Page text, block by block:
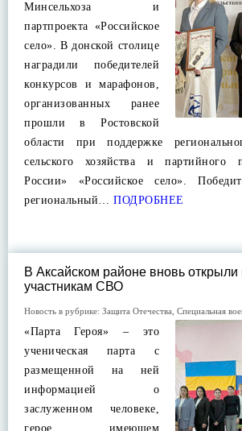
Минсельхоза и
партпроекта «Российское
село». В донской столице
наградили победителей
конкурсов и марафонов,
организованных ранее
прошли в Ростовской
области при поддержке
сельского хозяйства и партийного
России» «Российское село».
региональный… ПОДРОБНЕЕ
В Аксайском районе вновь
участникам СВО
Новость в рубрике: Защита Отечества Специальная
«Парта Героя» – это
ученическая парта с
размещенной на ней
информацией о
заслуженном человеке,
герое, имеющем